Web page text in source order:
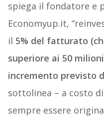
spiega il fondatore e
Economyup.it,
il 5% del fatturato
superiore ai 50
incremento previsto
sottolinea – a costo
sempre essere